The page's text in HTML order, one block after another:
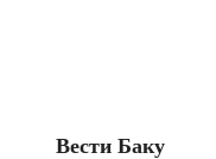
Вести Баку